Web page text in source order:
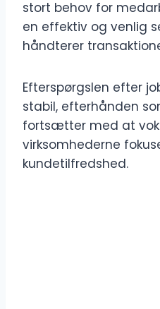
stort behov for
en effektiv og venlig
håndterer
Efterspørgslen efter
stabil, efterhånden
fortsætter med at
virksomhederne
kundetilfredshed.